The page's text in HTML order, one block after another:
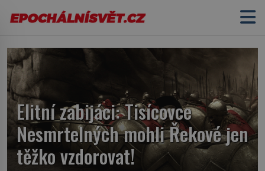
Elitní zabijáci: Tisícovce
Nesmrtelných mohli Řekové jen
těžko vzdorovat!